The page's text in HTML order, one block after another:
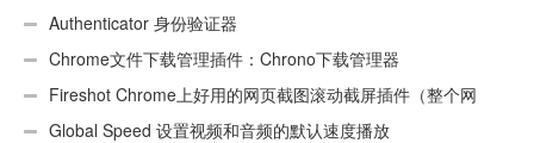
Authenticator 身份验证器
Chrome文件下载管理插件：Chrono下载管理器
Fireshot Chrome上好用的网页截图滚动截屏插件（整个网
页）Global Speed 设置视频和音频的默认速度播放